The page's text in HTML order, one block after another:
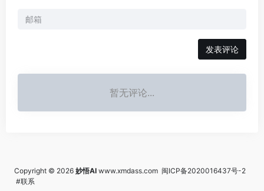
发表评论
暂无评论...
Copyright © 2026 妙悟AI www.xmdass.com 闽ICP备2020016437号-2
#联系